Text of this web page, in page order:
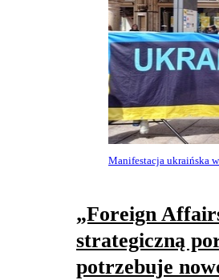
Manifestacja ukraińska
„Foreign
strategiczną
potrzebuje